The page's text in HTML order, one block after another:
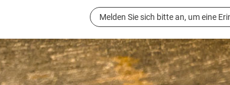
Melden Sie sich bitte an, um eine